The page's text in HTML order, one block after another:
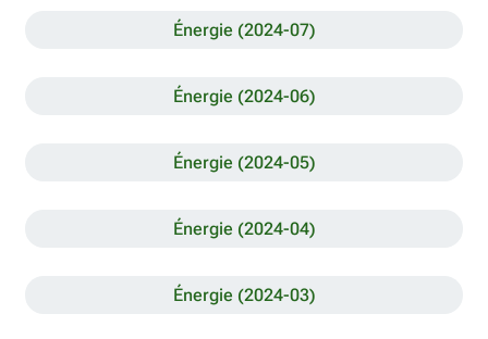
Énergie (2024-07)
Énergie (2024-06)
Énergie (2024-05)
Énergie (2024-04)
Énergie (2024-03)